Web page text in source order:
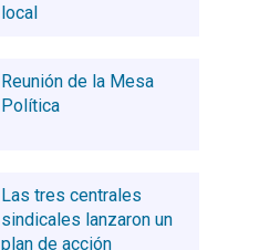
local
Reunión de la Mesa
Política
Las tres centrales
sindicales lanzaron un
plan de acción